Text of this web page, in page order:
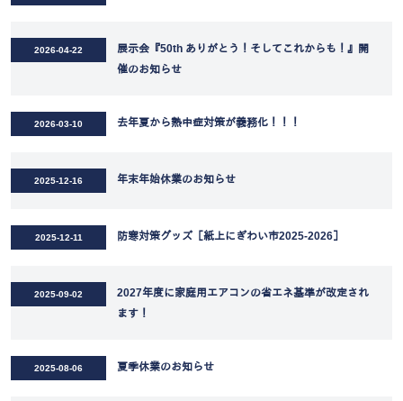
2026-04-22
展示会『50th ありがとう！そしてこれからも！』開
催のお知らせ
2026-03-10 去年夏から熱中症対策が義務化！！！
2025-12-16 年末年始休業のお知らせ
2025-12-11 防寒対策グッズ［紙上にぎわい市2025-2026］
2025-09-02
2027年度に家庭用エアコンの省エネ基準が改定され
ます！
2025-08-06 夏季休業のお知らせ